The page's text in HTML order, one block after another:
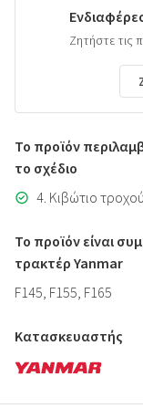
Ζητήστε τις
Το προϊόν
το σχέδιο
4. Κιβώτιο
Το προϊόν είναι
τρακτέρ Yanmar
F145, F155, F165
Κατασκευαστής